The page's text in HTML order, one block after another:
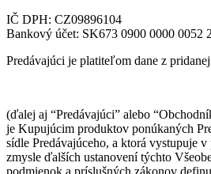
IČ DPH: CZ09896104
Bankový účet: SK673 0900 0000 0052
Predávajúci je platiteľom dane z
(ďalej aj “Predávajúci” alebo
je Kupujúcim produktov ponúkaných
sídle Predávajúceho, a ktorá vystupuje
zmysle ďalších ustanovení týchto
podmienok a príslušných zákonov